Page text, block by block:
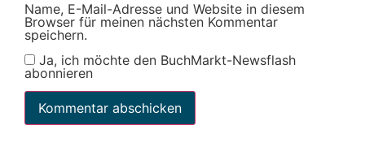
Name, E-Mail-Adresse und Website in diesem
Browser für meinen nächsten Kommentar
speichern.
Ja, ich möchte den BuchMarkt-Newsflash
abonnieren